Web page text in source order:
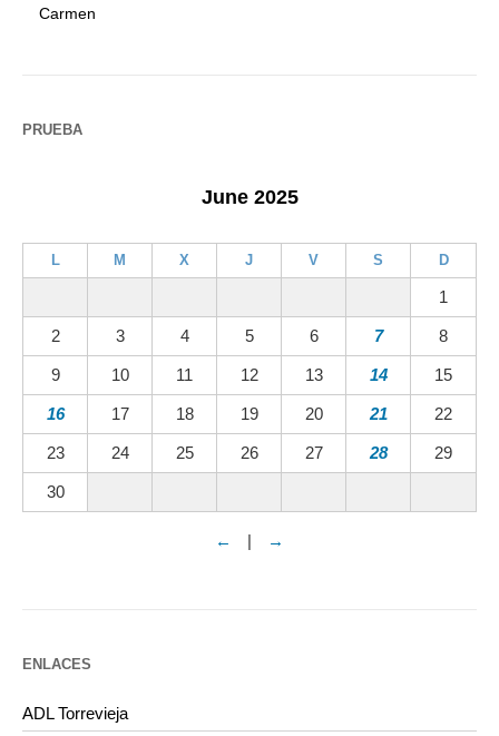
Carmen
PRUEBA
June 2025
L M X J V S D
1
2 3 4 5 6 7 8
9 10 11 12 13 14 15
16 17 18 19 20 21 22
23 24 25 26 27 28 29
30
← | →
ENLACES
ADL Torrevieja